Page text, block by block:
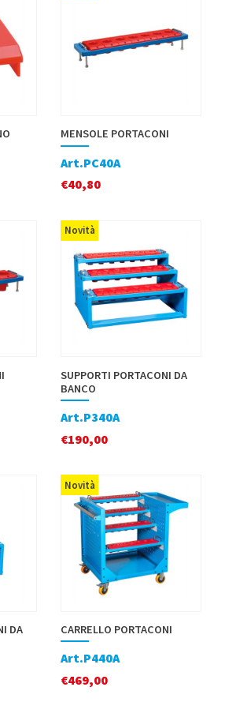
MENSOLE PORTACONI
Art.PC40A
€40,80
Novità
SUPPORTI PORTACONI DA
BANCO
Art.P340A
€190,00
DA
Novità
CARRELLO PORTACONI
Art.P440A
€469,00